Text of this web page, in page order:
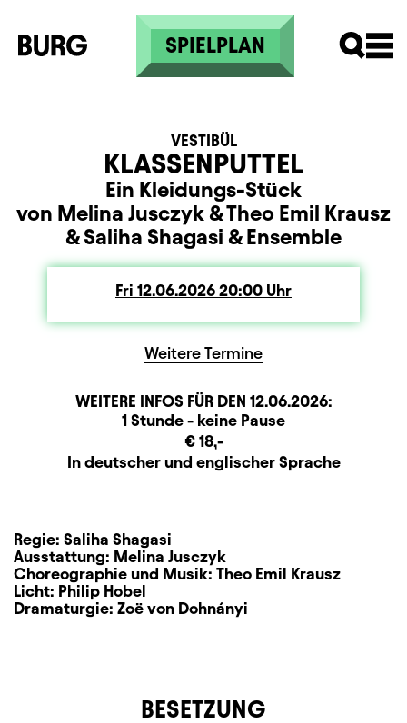
Skip to main content
SPIELPLAN
KLASSENPUTTEL
VESTIBÜL
Ein Kleidungs-Stück
von Melina Jusczyk&Theo Emil Krausz
&Saliha Shagasi &Ensemble
Fri Friday
12.06.2026 20:00Uhr
Weitere Termine
WEITERE INFOS FÜR DEN 12.06.2026:
Information
Dauer und Pausen1 Stunde - keine Pause
€ 18,-
Sprachbeschreibung
In deutscher und englischer Sprache
Regie: Saliha Shagasi
Ausstattung: Melina Jusczyk
Choreographie und Musik: Theo Emil Krausz
Licht: Philip Hobel
Dramaturgie: Zoë von Dohnányi
BESETZUNG